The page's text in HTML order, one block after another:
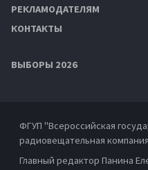
РЕКЛАМОДАТЕЛЯМ
КОНТАКТЫ
ВЫБОРЫ 2026
ФГУП "Всероссийская
радиовещательная
Главный редактор Панина